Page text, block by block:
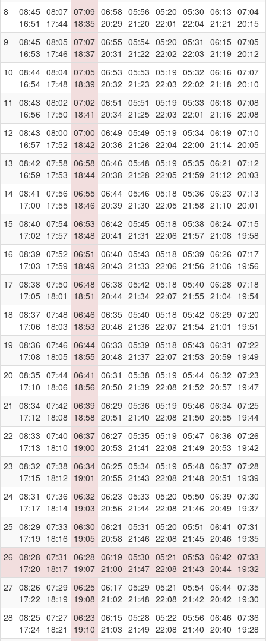
8
08:45
16:51
08:07
17:44
07:09
18:35
06:58
20:29
05:56
21:20
05:20
22:01
05:30
22:04
06:13
21:21
07:04
20:15
9
08:45
16:53
08:05
17:46
07:07
18:37
06:55
20:31
05:54
21:22
05:20
22:02
05:31
22:03
06:15
21:19
07:05
20:12
10 08:44
16:54
08:04
17:48
07:05
18:39
06:53
20:32
05:53
21:23
05:19
22:03
05:32
22:02
06:16
21:18
07:07
20:10
11
08:43
16:56
08:02
17:50
07:02
18:41
06:51
20:34
05:51
21:25
05:19
22:03
05:33
22:01
06:18
21:16
07:08
20:08
12 08:43
16:57
08:00
17:52
07:00
18:42
06:49
20:36
05:49
21:26
05:19
22:04
05:34
22:00
06:19
21:14
07:10
20:05
13 08:42
16:59
07:58
17:53
06:58
18:44
06:46
20:38
05:48
21:28
05:19
22:05
05:35
21:59
06:21
21:12
07:12
20:03
14 08:41
17:00
07:56
17:55
06:55
18:46
06:44
20:39
05:46
21:30
05:18
22:05
05:36
21:58
06:23
21:10
07:13
20:01
15 08:40
17:02
07:54
17:57
06:53
18:48
06:42
20:41
05:45
21:31
05:18
22:06
05:38
21:57
06:24
21:08
07:15
19:58
16 08:39
17:03
07:52
17:59
06:51
18:49
06:40
20:43
05:43
21:33
05:18
22:06
05:39
21:56
06:26
21:06
07:17
19:56
17 08:38
17:05
07:50
18:01
06:48
18:51
06:38
20:44
05:42
21:34
05:18
22:07
05:40
21:55
06:28
21:04
07:18
19:54
18 08:37
17:06
07:48
18:03
06:46
18:53
06:35
20:46
05:40
21:36
05:18
22:07
05:42
21:54
06:29
21:01
07:20
19:51
19 08:36
17:08
07:46
18:05
06:44
18:55
06:33
20:48
05:39
21:37
05:18
22:07
05:43
21:53
06:31
20:59
07:22
19:49
20 08:35
17:10
07:44
18:06
06:41
18:56
06:31
20:50
05:38
21:39
05:19
22:08
05:44
21:52
06:32
20:57
07:23
19:47
21
08:34
17:12
07:42
18:08
06:39
18:58
06:29
20:51
05:36
21:40
05:19
22:08
05:46
21:50
06:34
20:55
07:25
19:44
22 08:33
17:13
07:40
18:10
06:37
19:00
06:27
20:53
05:35
21:41
05:19
22:08
05:47
21:49
06:36
20:53
07:26
19:42
23 08:32
17:15
07:38
18:12
06:34
19:01
06:25
20:55
05:34
21:43
05:19
22:08
05:48
21:48
06:37
20:51
07:28
19:39
24 08:31
17:17
07:36
18:14
06:32
19:03
06:23
20:56
05:33
21:44
05:20
22:08
05:50
21:46
06:39
20:49
07:30
19:37
25 08:29
17:19
07:33
18:16
06:30
19:05
06:21
20:58
05:31
21:46
05:20
22:08
05:51
21:45
06:41
20:46
07:31
19:35
26 08:28
17:20
07:31
18:17
06:28
19:07
06:19
21:00
05:30
21:47
05:21
22:08
05:53
21:43
06:42
20:44
07:33
19:32
27 08:26
17:22
07:29
18:19
06:25
19:08
06:17
21:02
05:29
21:48
05:21
22:08
05:54
21:42
06:44
20:42
07:35
19:30
28 08:25
17:24
07:27
18:21
06:23
19:10
06:15
21:03
05:28
21:49
05:22
22:08
05:56
21:40
06:46
20:40
07:36
19:28